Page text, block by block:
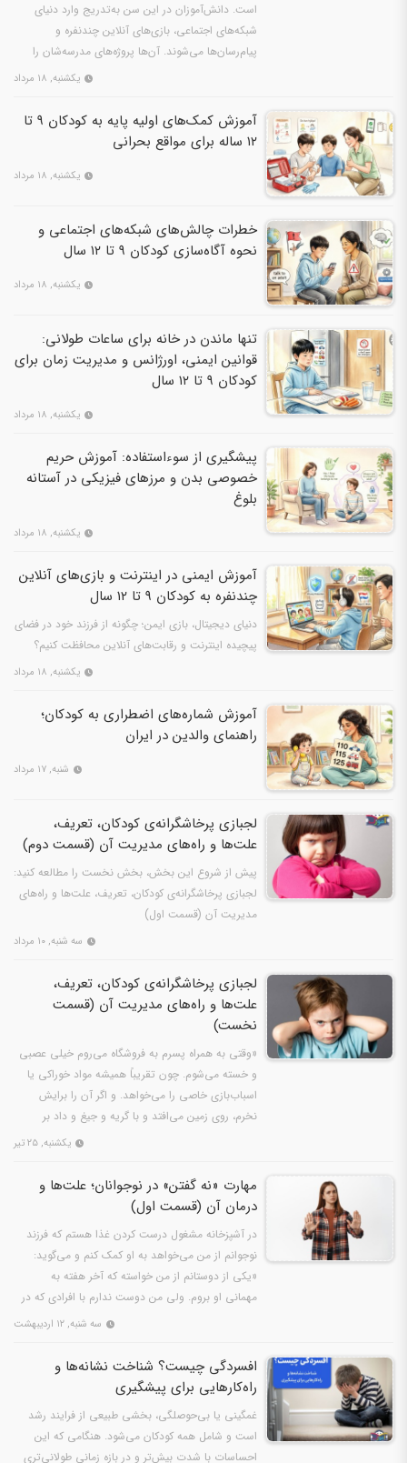
است. دانش‌آموزان در این سن به‌تدریج وارد دنیای
شبکه‌های اجتماعی، بازی‌های آنلاین چندنفره و
پیام‌رسان‌ها می‌شوند. آن‌ها پروژه‌های مدرسه‌شان را
یکشنبه, ۱۸ مرداد
آموزش کمک‌های اولیه پایه به کودکان ۹ تا
۱۲ ساله برای مواقع بحرانی
یکشنبه, ۱۸ مرداد
خطرات چالش‌های شبکه‌های اجتماعی و
نحوه آگاه‌سازی کودکان ۹ تا ۱۲ سال
یکشنبه, ۱۸ مرداد
تنها ماندن در خانه برای ساعات طولانی:
قوانین ایمنی، اورژانس و مدیریت زمان برای
کودکان ۹ تا ۱۲ سال
یکشنبه, ۱۸ مرداد
پیشگیری از سوءاستفاده: آموزش حریم
خصوصی بدن و مرزهای فیزیکی در آستانه
بلوغ
یکشنبه, ۱۸ مرداد
آموزش ایمنی در اینترنت و بازی‌های آنلاین
چندنفره به کودکان ۹ تا ۱۲ سال
دنیای دیجیتال، بازی ایمن؛ چگونه از فرزند خود در فضای
پیچیده اینترنت و رقابت‌های آنلاین محافظت کنیم؟
یکشنبه, ۱۸ مرداد
آموزش شماره‌های اضطراری به کودکان؛
راهنمای والدین در ایران
شنبه, ۱۷ مرداد
لجبازی پرخاشگرانه‌ی کودکان، تعریف،
علت‌ها و راه‌های مدیریت آن (قسمت دوم)
پیش از شروع این بخش، بخش نخست را مطالعه کنید:
لجبازی پرخاشگرانه‌ی کودکان، تعریف، علت‌ها و راه‌های
مدیریت آن (قسمت اول)
سه شنبه, ۱۰ مرداد
لجبازی پرخاشگرانه‌ی کودکان، تعریف،
علت‌ها و راه‌های مدیریت آن (قسمت
نخست)
«وقتی به همراه پسرم به فروشگاه می‌روم خیلی عصبی
و خسته می‌شوم. چون تقریباً همیشه مواد خوراکی یا
اسباب‌بازی خاصی را می‌خواهد. و اگر آن را برایش
نخرم، روی زمین می‌افتد و با گریه و جیغ و داد بر
یکشنبه, ۲۵ تیر
مهارت «نه گفتن» در نوجوانان؛ علت‌ها و
درمان آن (قسمت اول)
در آشپزخانه مشغول درست کردن غذا هستم که فرزند
نوجوانم از من می‌خواهد به او کمک کنم و می‌گوید:
«یکی از دوستانم از من خواسته که آخر هفته به
مهمانی او بروم. ولی من دوست ندارم با افرادی که در
سه شنبه, ۱۲ اردیبهشت
افسردگی چیست؟ شناخت نشانه‌ها و
راه‌کارهایی برای پیشگیری
غمگینی یا بی‌حوصلگی، بخشی طبیعی از فرایند رشد
است و شامل همه کودکان می‌شود. هنگامی که این
احساسات با شدت بیش‌تر و در بازه زمانی طولانی‌تری